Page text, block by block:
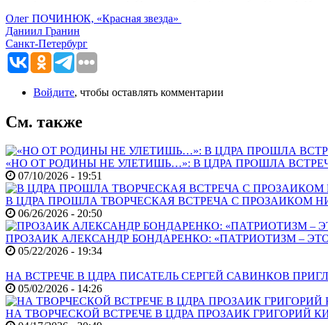
Олег ПОЧИНЮК, «Красная звезда»
Даниил Гранин
Санкт-Петербург
Войдите, чтобы оставлять комментарии
См. также
«НО ОТ РОДИНЫ НЕ УЛЕТИШЬ…»: В ЦДРА ПРОШЛА
07/10/2026 - 19:51
В ЦДРА ПРОШЛА ТВОРЧЕСКАЯ ВСТРЕЧА С ПРОЗАИКОМ
06/26/2026 - 20:50
ПРОЗАИК АЛЕКСАНДР БОНДАРЕНКО: «ПАТРИОТИЗМ –
05/22/2026 - 19:34
НА ВСТРЕЧЕ В ЦДРА ПИСАТЕЛЬ СЕРГЕЙ САВИНКОВ
05/02/2026 - 14:26
НА ТВОРЧЕСКОЙ ВСТРЕЧЕ В ЦДРА ПРОЗАИК ГРИГОРИЙ